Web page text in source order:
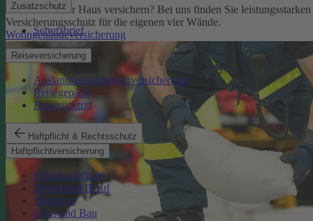
Zusatzschutz
Schutzbrief
Reiseversicherung
Auslandsreisekrankenversicherung
Reisegepäck
Reiserücktritt
Haftpflicht & Rechtsschutz
Haftpflichtversicherung
Privathaftpflicht
Dienst und Beruf
Tierhalter
Haus und Bau
Sie möchten Ihr Haus versichern? Bei uns finden Sie leistungsstarken
Versicherungsschutz für die eigenen vier Wände.
Wohngebäudeversicherung